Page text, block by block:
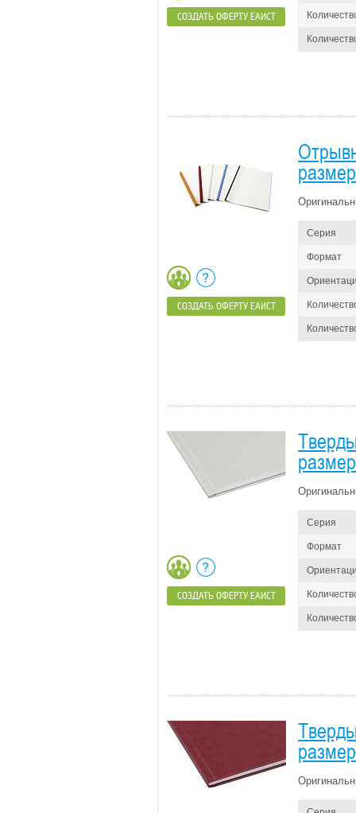
СОЗДАТЬ ОФЕРТУ ЕАИСТ
Серия
Формат
СОЗДАТЬ ОФЕРТУ ЕАИСТ
Серия
Формат
СОЗДАТЬ ОФЕРТУ ЕАИСТ